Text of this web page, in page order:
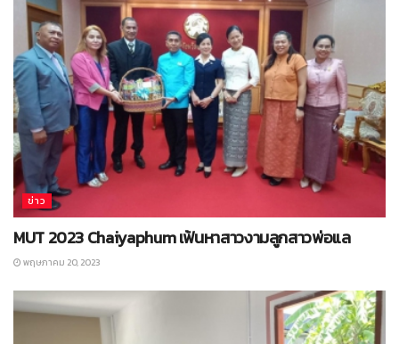
ข่าว
MUT 2023 Chaiyaphum เฟ้นหาสาวงามลูกสาวพ่อแล
พฤษภาคม 20, 2023